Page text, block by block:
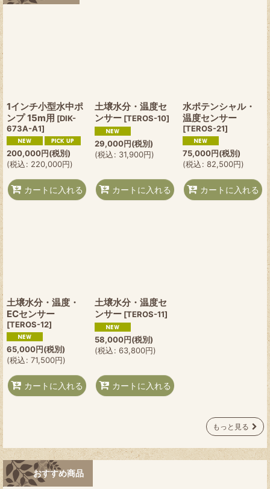
1インチ小型水中ポ
ンプ 15m用 [DIK-
673A-A1]
200,000円(税別)
(税込: 220,000円)
カートに入れる
土壌水分・温度セ
ンサー [TEROS-10]
29,000円(税別)
(税込: 31,900円)
カートに入れる
水ポテンシャル・
温度センサー
[TEROS-21]
75,000円(税別)
(税込: 82,500円)
カートに入れる
土壌水分・温度・
ECセンサー
[TEROS-12]
65,000円(税別)
(税込: 71,500円)
カートに入れる
土壌水分・温度セ
ンサー [TEROS-11]
58,000円(税別)
(税込: 63,800円)
カートに入れる
もっと見る
おすすめ商品